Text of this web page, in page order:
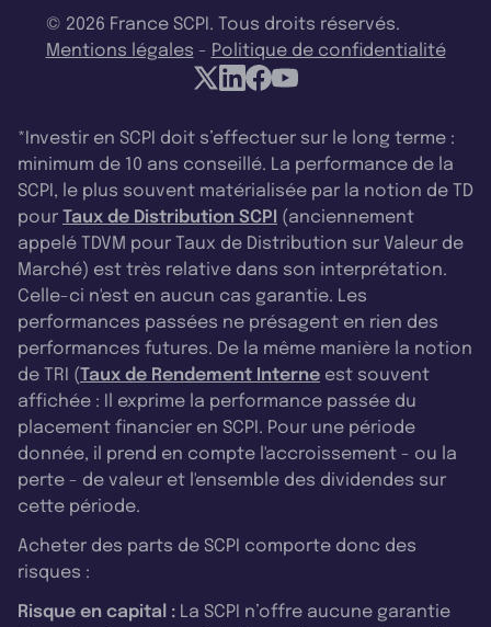
© 2026 France SCPI. Tous droits réservés.
Mentions légales - Politique de confidentialité
*Investir en SCPI doit s’effectuer sur le long terme :
minimum de 10 ans conseillé. La performance de la
SCPI, le plus souvent matérialisée par la notion de TD
pour Taux de Distribution SCPI (anciennement
appelé TDVM pour Taux de Distribution sur Valeur de
Marché) est très relative dans son interprétation.
Celle-ci n'est en aucun cas garantie. Les
performances passées ne présagent en rien des
performances futures. De la même manière la notion
de TRI (Taux de Rendement Interne est souvent
affichée : Il exprime la performance passée du
placement financier en SCPI. Pour une période
donnée, il prend en compte l'accroissement - ou la
perte - de valeur et l'ensemble des dividendes sur
cette période.
Acheter des parts de SCPI comporte donc des
risques :
Risque en capital : La SCPI n’offre aucune garantie